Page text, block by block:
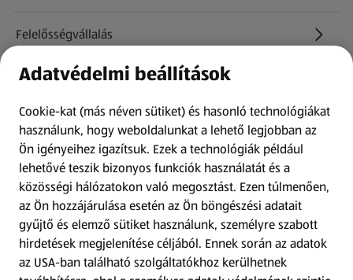
Felelősségvállalás
Információk
Kérdőív
Fizetési lehetőségek
ALDI utalványok
Árcsökkentés
Adatvédelmi beállítások
Cookie-kat (más néven sütiket) és hasonló technológiákat
használunk, hogy weboldalunkat a lehető legjobban az
Ön igényeihez igazítsuk. Ezek a technológiák például
lehetővé teszik bizonyos funkciók használatát és a
közösségi hálózatokon való megosztást. Ezen túlmenően,
az Ön hozzájárulása esetén az Ön böngészési adatait
gyűjtő és elemző sütiket használunk, személyre szabott
hirdetések megjelenítése céljából. Ennek során az adatok
az USA-ban található szolgáltatókhoz kerülhetnek